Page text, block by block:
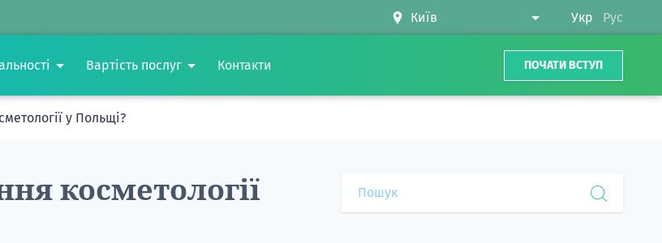
Укр Рус
Вартість послуг Контакти ПОЧАТИ ВСТУП
у Польщі?
косметології